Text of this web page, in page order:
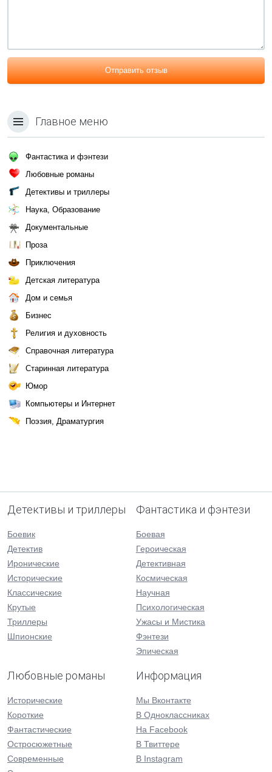
Отправить отзыв
Главное меню
Фантастика и фэнтези
Любовные романы
Детективы и триллеры
Наука, Образование
Документальные
Проза
Приключения
Детская литература
Дом и семья
Бизнес
Религия и духовность
Справочная литература
Старинная литература
Юмор
Компьютеры и Интернет
Поэзия, Драматургия
Детективы и триллеры
Боевик
Детектив
Иронические
Исторические
Классические
Крутые
Триллеры
Шпионские
Фантастика и фэнтези
Боевая
Героическая
Детективная
Космическая
Научная
Психологическая
Ужасы и Мистика
Фэнтези
Эпическая
Любовные романы
Исторические
Короткие
Фантастические
Остросюжетные
Современные
Информация
Мы Вконтакте
В Одноклассниках
На Facebook
В Твиттере
В Instagram